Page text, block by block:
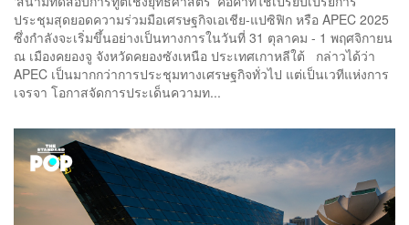
ประชุมสุดยอดความร่วมมือเศรษฐกิจเอเชีย-แปซิฟิก หรือ APEC 2025
ซึ่งกำลังจะเริ่มขึ้นอย่างเป็นทางการในวันที่ 31 ตุลาคม - 1 พฤศจิกายน
ณ เมืองคยองจู จังหวัดคยองซังเหนือ ประเทศเกาหลีใต้ กล่าวได้ว่า
APEC เป็นมากกว่าการประชุมทางเศรษฐกิจทั่วไป แต่เป็นเวทีแห่งการ
เจรจา โอกาสจัดการประเด็นความท...